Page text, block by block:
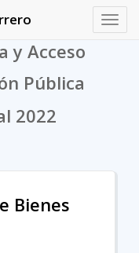
y Acceso
Pública
2022
Bienes